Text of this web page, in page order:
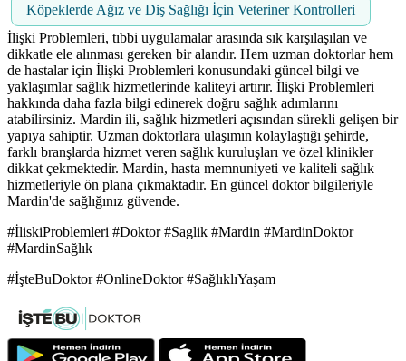
Köpeklerde Ağız ve Diş Sağlığı İçin Veteriner Kontrolleri
İlişki Problemleri, tıbbi uygulamalar arasında sık karşılaşılan ve
dikkatle ele alınması gereken bir alandır. Hem uzman doktorlar hem
de hastalar için İlişki Problemleri konusundaki güncel bilgi ve
yaklaşımlar sağlık hizmetlerinde kaliteyi artırır. İlişki Problemleri
hakkında daha fazla bilgi edinerek doğru sağlık adımlarını
atabilirsiniz. Mardin ili, sağlık hizmetleri açısından sürekli gelişen bir
yapıya sahiptir. Uzman doktorlara ulaşımın kolaylaştığı şehirde,
farklı branşlarda hizmet veren sağlık kuruluşları ve özel klinikler
dikkat çekmektedir. Mardin, hasta memnuniyeti ve kaliteli sağlık
hizmetleriyle ön plana çıkmaktadır. En güncel doktor bilgileriyle
Mardin'de sağlığınız güvende.
#İliskiProblemleri #Doktor #Saglik #Mardin #MardinDoktor
#MardinSağlık
#İşteBuDoktor #OnlineDoktor #SağlıklıYaşam